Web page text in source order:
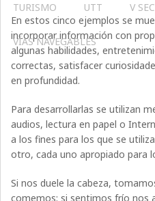
TURISMO UTT V
VÍAS NAVEGABLES
En estos cinco ejemplos se
incorporar información con
algunas habilidades,
correctas, satisfacer
en profundidad.
Para desarrollarlas se utilizan
audios, lectura en papel o
a los fines para los que se
otro, cada uno apropiado para
Si nos duele la cabeza,
comemos; si sentimos frío nos